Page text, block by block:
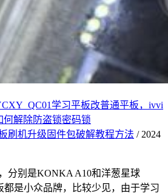
学习平板改普通平板，ivvi
何解除防盗锁密码锁
刷机升级固件包破解教程方法 / 2024
分别是KONKA A10和洋葱星球
都是小众品牌，比较少见，由于学习